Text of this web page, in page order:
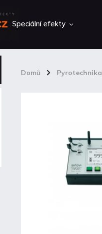
Speciální efekty
Domů / Pyrotechnika